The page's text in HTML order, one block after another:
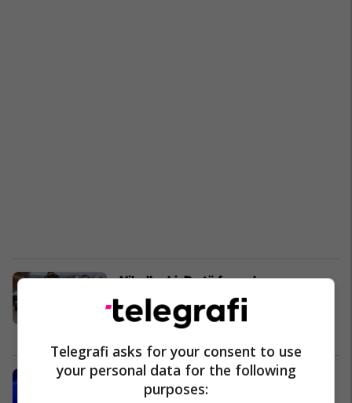
Nikolloski: Do të formohen grupe
punuese për realizimin e projektit të
rrugës Tetovë-Prizren
29/01/2025
Zekolli Shaqiri: Marrëveshja me
bashkësinë e transportit është një
Telegrafi asks for your consent to use
your personal data for the following
purposes: